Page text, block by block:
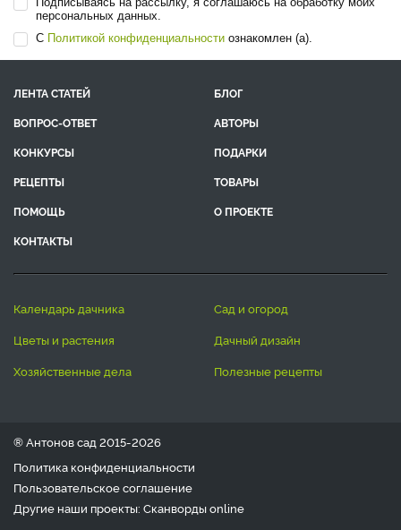
персональных данных.
С Политикой конфиденциальности ознакомлен (а).
ЛЕНТА СТАТЕЙ
БЛОГ
ВОПРОС-ОТВЕТ
АВТОРЫ
КОНКУРСЫ
ПОДАРКИ
РЕЦЕПТЫ
ТОВАРЫ
ПОМОЩЬ
О ПРОЕКТЕ
КОНТАКТЫ
календарь дачника
сад и огород
цветы и растения
дачный дизайн
хозяйственные дела
полезные рецепты
® Антонов сад 2015-2026
Политика конфиденциальности
Пользовательское соглашение
Другие наши проекты: Сканвордыonline